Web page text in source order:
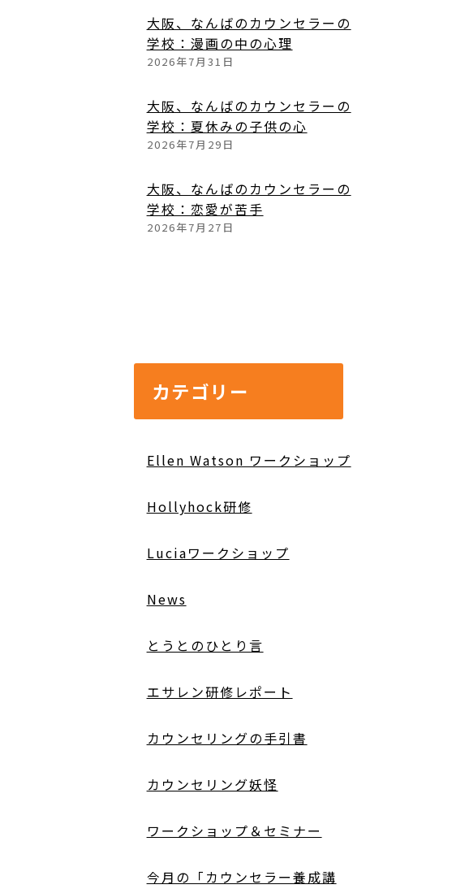
大阪、なんばのカウンセラーの
学校：漫画の中の心理
2026年7月31日
大阪、なんばのカウンセラーの
学校：夏休みの子供の心
2026年7月29日
大阪、なんばのカウンセラーの
学校：恋愛が苦手
2026年7月27日
カテゴリー
Ellen Watson ワークショップ
Hollyhock研修
Luciaワークショップ
News
とうとのひとり言
エサレン研修レポート
カウンセリングの手引書
カウンセリング妖怪
ワークショップ＆セミナー
今月の「カウンセラー養成講